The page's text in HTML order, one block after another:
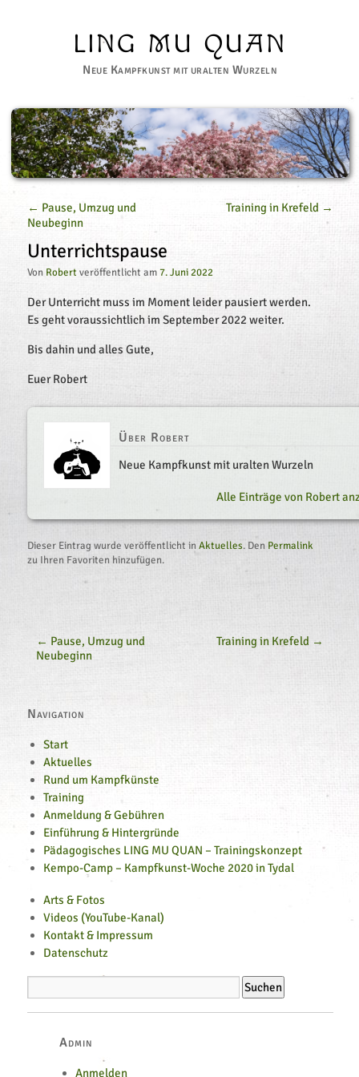
LING MU QUAN
Neue Kampfkunst mit uralten Wurzeln
← Pause, Umzug und
Neubeginn
Training in Krefeld →
Unterrichtspause
Von Robert veröffentlicht am7. Juni 2022
Der Unterricht muss im Moment leider pausiert werden.
Es geht voraussichtlich im September 2022 weiter.
Bis dahin und alles Gute,
Euer Robert
Über Robert
Neue Kampfkunst mit uralten Wurzeln
Alle Einträge von Robert
Dieser Eintrag wurde veröffentlicht inAktuelles. Den Permalink
zu Ihren Favoriten hinzufügen.
← Pause, Umzug und
Neubeginn
Training in Krefeld →
Navigation
Start
Aktuelles
Rund um Kampfkünste
Training
Anmeldung & Gebühren
Einführung & Hintergründe
Pädagogisches LING MU QUAN – Trainingskonzept
Kempo-Camp – Kampfkunst-Woche 2020 in Tydal
Arts & Fotos
Videos (YouTube-Kanal)
Kontakt & Impressum
Datenschutz
Admin
Anmelden